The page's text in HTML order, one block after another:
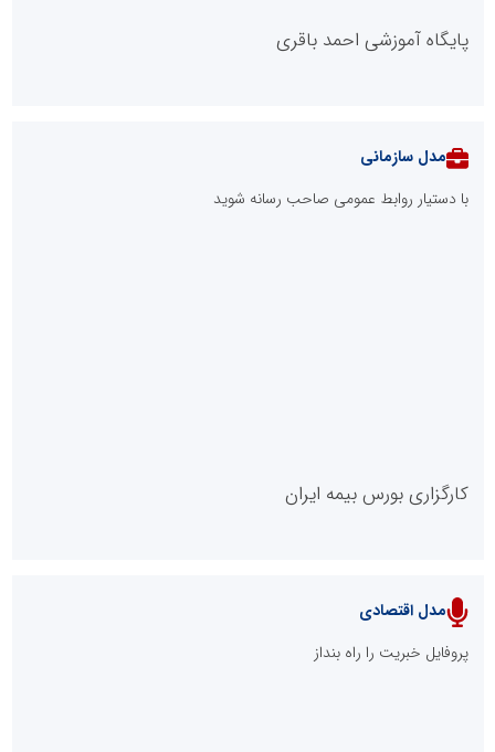
عامل افزایش قبوض برخی مشترکان، عبور از الگوی مصرف در تابستان
چهاردانگه
جمع‌آوری 183 برق غیرمجاز در شانزدهمین مانور سراسری طرح مهتاب